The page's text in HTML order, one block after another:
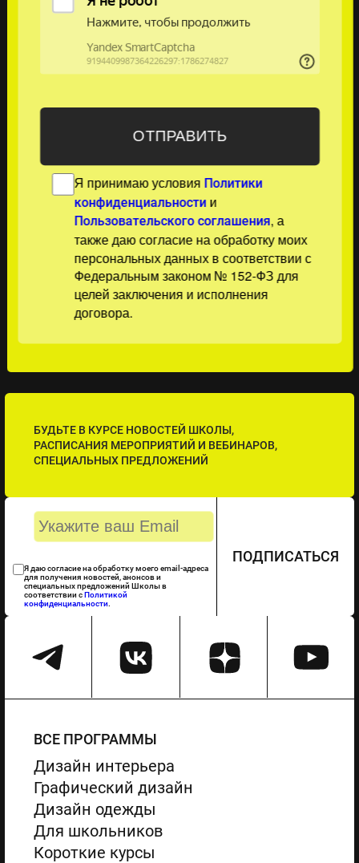
Я принимаю условия Политики
конфиденциальности и
Пользовательского соглашения, а
также даю согласие на обработку моих
персональных данных в соответствии с
Федеральным законом № 152-ФЗ для
целей заключения и исполнения
договора.
БУДЬТЕ В КУРСЕ НОВОСТЕЙ ШКОЛЫ,
РАСПИСАНИЯ МЕРОПРИЯТИЙ И ВЕБИНАРОВ,
СПЕЦИАЛЬНЫХ ПРЕДЛОЖЕНИЙ
Я даю согласие на обработку моего email-адреса
для получения новостей, анонсов и
специальных предложений Школы в
соответствии сПолитикой
конфиденциальности.
ПОДПИСАТЬСЯ
ВСЕ ПРОГРАММЫ
Дизайн интерьера
Графический дизайн
Дизайн одежды
Для школьников
Короткие курсы